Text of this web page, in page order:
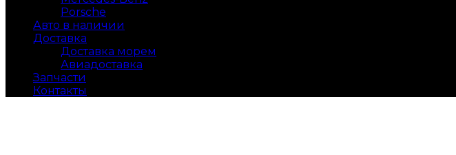
Porsche
Авто в наличии
Доставка
Доставка морем
Авиадоставка
Запчасти
Контакты